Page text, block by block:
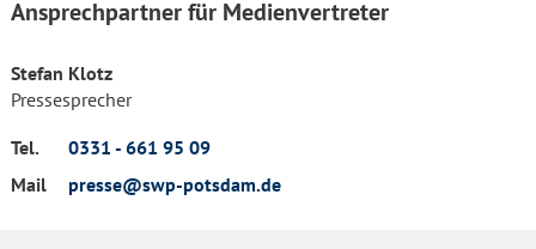
Ansprechpartner für Medienvertreter
Stefan Klotz
Pressesprecher
Tel.
0331 - 661 95 09
Mail
presse@swp-potsdam.de